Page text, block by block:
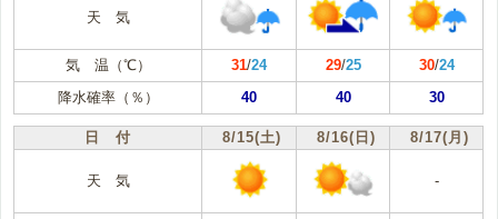
天 気
気 温（℃） 31/24 29/25 30/24
降水確率（％）
40 40 30
日 付 8/15(土) 8/16(日) 8/17(月)
天 気 -